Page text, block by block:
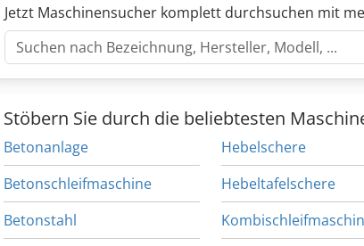
Jetzt Maschinensucher komplett durchsuchen mit
Stöbern Sie durch die beliebtesten
Betonanlage
Betonschleifmaschine
Betonstahl
Hebelschere
Hebeltafelschere